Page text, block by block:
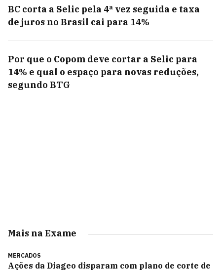
BC corta a Selic pela 4ª vez seguida e taxa
de juros no Brasil cai para 14%
Por que o Copom deve cortar a Selic para
14% e qual o espaço para novas reduções,
segundo BTG
Mais na Exame
MERCADOS
Ações da Diageo disparam com plano de corte de